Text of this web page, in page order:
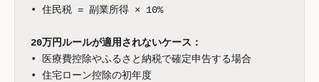
• 住民税 = 副業所得 × 10%
20万円ルールが適用されないケース：
• 医療費控除やふるさと納税で確定申告する場合
• 住宅ローン控除の初年度